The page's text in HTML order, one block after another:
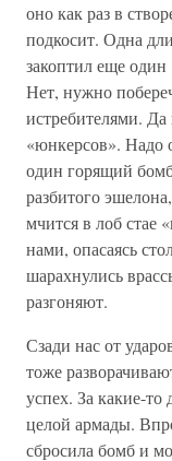
оно как раз в
подкосит. Одна
закоптил еще
Нет, нужно
истребителями.
«юнкерсов». Надо
один горящий
разбитого
мчится в лоб стае
нами, опасаясь
шарахнулись
разгоняют.
Сзади нас от
тоже
успех. За какие-
целой армады.
сбросила бомб и